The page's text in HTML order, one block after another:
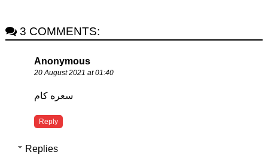
3 COMMENTS:
Anonymous
20 August 2021 at 01:40
سعره كام
Reply
Replies